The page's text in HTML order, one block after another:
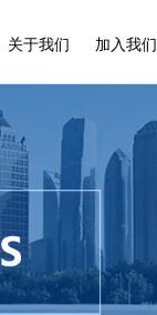
关于我们 加入我们